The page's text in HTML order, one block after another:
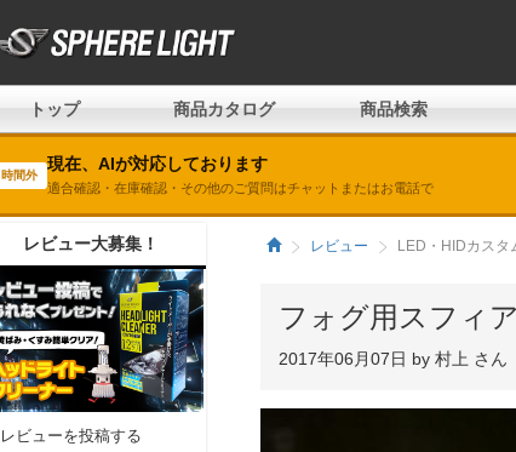
トップ 商品カタログ 商品検索
時間外
現在、AIが対応しております
適合確認・在庫確認・その他のご質問はチャットまたはお電話で
レビュー LED・HIDカスタ
フォグ用スフィ
2017年06月07日 by 村上 さん
レビュー大募集！
レビューを投稿する